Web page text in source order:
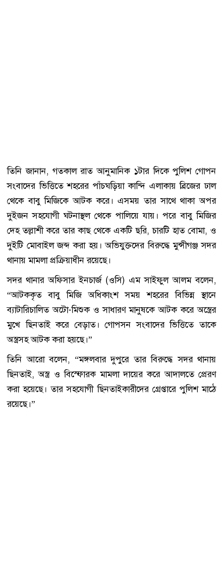
তিনি জানান, গতকাল রাত আনুমানিক ১টার দিকে পুলিশ গোপন
সংবাদের ভিত্তিতে শহরের পাঁচঘড়িয়া কান্দি এলাকায় ব্রিজের ঢাল
থেকে বাবু মিজিকে আটক করে। এসময় তার সাথে থাকা অপর
দুইজন সহযোগী ঘটনাস্থল থেকে পালিয়ে যায়। পরে বাবু মিজির
দেহ তল্লাশী করে তার কাছ থেকে একটি ছরি, চারটি হাত বোমা, ও
দুইটি মোবাইল জব্দ করা হয়। অভিযুক্তদের বিরুদ্ধে মুন্সীগঞ্জ সদর
থানায় মামলা প্রক্রিয়াধীন রয়েছে।
সদর থানার অফিসার ইনচার্জ (ওসি) এম সাইফুল আলম বলেন,
“আটককৃত বাবু মিজি অধিকাংশ সময় শহরের বিভিন্ন স্থানে
ব্যাটারিচালিত অটো-মিশুক ও সাধারণ মানুষকে আটক করে অস্ত্রের
মুখে ছিনতাই করে বেড়াত। গোপসন সংবাদের ভিত্তিতে তাকে
অস্ত্রসহ আটক করা হয়ছে।”
তিনি আরো বলেন, “মঙ্গলবার দুপুরে তার বিরুদ্ধে সদর থানায়
ছিনতাই, অস্ত্র ও বিস্ফোরক মামলা দায়ের করে আদালতে প্রেরণ
করা হয়েছে। তার সহযোগী ছিনতাইকারীদের গ্রেপ্তারে পুলিশ মাঠে
রয়েছে।”